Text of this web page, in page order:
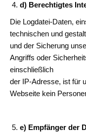
d) Berechtigtes
Die Logdatei-Daten,
technischen und
und der Sicherung
Angriffs oder
einschließlich
der IP-Adresse, ist für
Webseite kein
e) Empfänger der